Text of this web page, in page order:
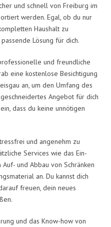
und schnell von Freiburg im
werden. Egal, ob du nur
Haushalt zu
Lösung für dich.
und freundliche
eine kostenlose Besichtigung
an, um den Umfang des
Angebot für dich
dass du keine unnötigen
und angenehm zu
Services wie das Ein-
und Abbau von Schränken
an. Du kannst dich
freuen, dein neues
und das Know-how von